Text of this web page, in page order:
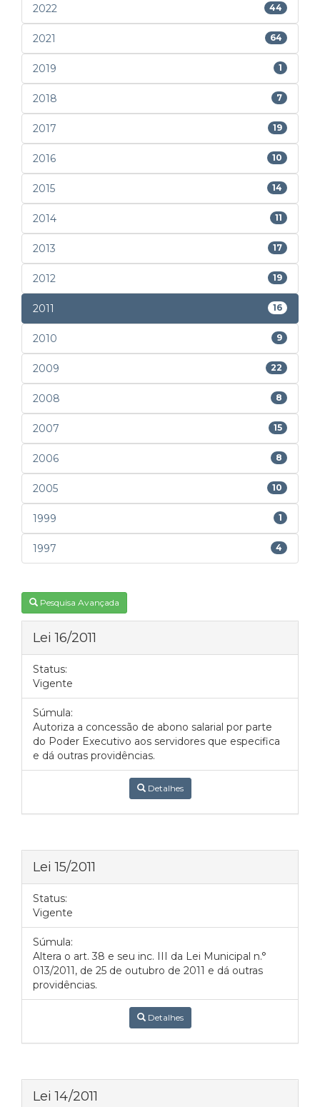
2022 44
2021 64
2019 1
2018 7
2017 19
2016 10
2015 14
2014 11
2013 17
2012 19
2011 16
2010 9
2009 22
2008 8
2007 15
2006 8
2005 10
1999 1
1997 4
Pesquisa Avançada
Lei 16/2011
Status:
Vigente
Súmula:
Autoriza a concessão de abono salarial por parte
do Poder Executivo aos servidores que especifica
e dá outras providências.
Detalhes
Lei 15/2011
Status:
Vigente
Súmula:
Altera o art. 38 e seu inc. III da Lei Municipal n.°
013/2011, de 25 de outubro de 2011 e dá outras
providências.
Detalhes
Lei 14/2011